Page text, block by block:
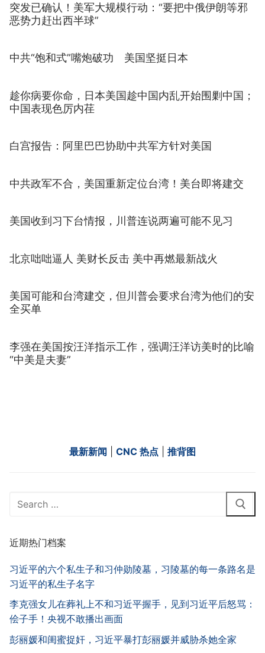
突发已确认！美军大规模行动：“要把中俄伊朗等邪
恶势力赶出西半球”
中共“饱和式”嘴炮破功 美国坚挺日本
趁你病要你命，日本美国趁中国内乱开始围剿中国；
中国表现色厉内荏
白宫报告：阿里巴巴协助中共军方针对美国
中共政军不合，美国重新定位台湾！美台即将建交
美国收到习下台情报，川普连说两遍可能不见习
北京咄咄逼人 美财长反击 美中再燃最新战火
美国可能和台湾建交，但川普会要求台湾为他们的安
全买单
李强在美国按汪洋指示工作，强调汪洋访美时的比喻
“中美是夫妻”
最新新闻 CNC 热点 推背图
Search
近期热门档案
习近平的六个私生子和习仲勋陵墓，习陵墓的每一条路名是
习近平的私生子名字
李克强女儿在葬礼上不和习近平握手，见到习近平后怒骂：
侩子手！央视不敢播出画面
彭丽媛和闺蜜捉奸，习近平暴打彭丽媛并威胁杀她全家